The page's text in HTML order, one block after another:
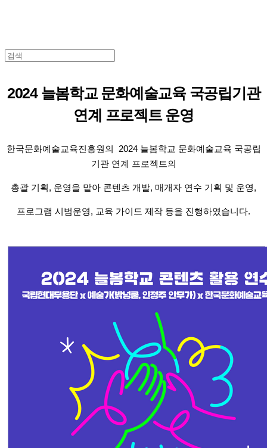
2024 늘봄학교 문화예술교육 국공립기관
연계 프로젝트 운영
한국문화예술교육진흥원의 2024 늘봄학교 문화예술교육 국공립
기관 연계 프로젝트의
총괄 기획, 운영을 맡아 콘텐츠 개발, 매개자 연수 기획 및 운영,
프로그램 시범운영, 교육 가이드 제작 등을 진행하였습니다.